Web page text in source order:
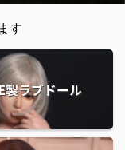
す
製ラブドール